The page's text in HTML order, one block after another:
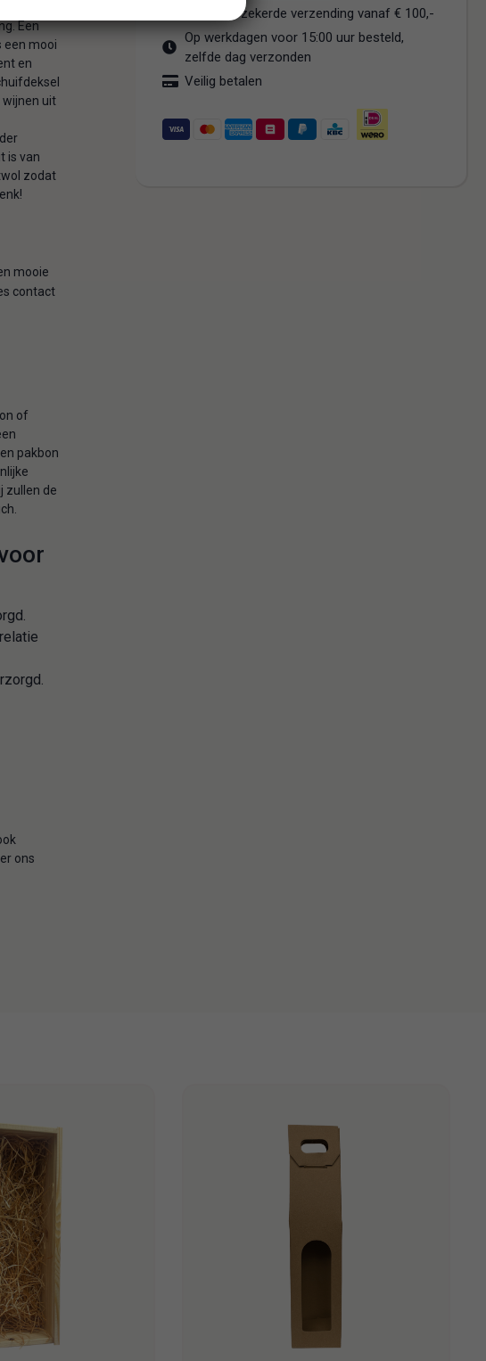
Een
een mooi
en
uit
is van
zodat
mooie
contact
of
pakbon
zullen de
ons
Gratis verzekerde verzending vanaf € 100,-
Op werkdagen voor 15:00 uur besteld,
zelfde dag verzonden
Veilig betalen